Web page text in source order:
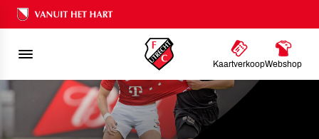
Ons nalatenschap
KaartverkoopWebshop